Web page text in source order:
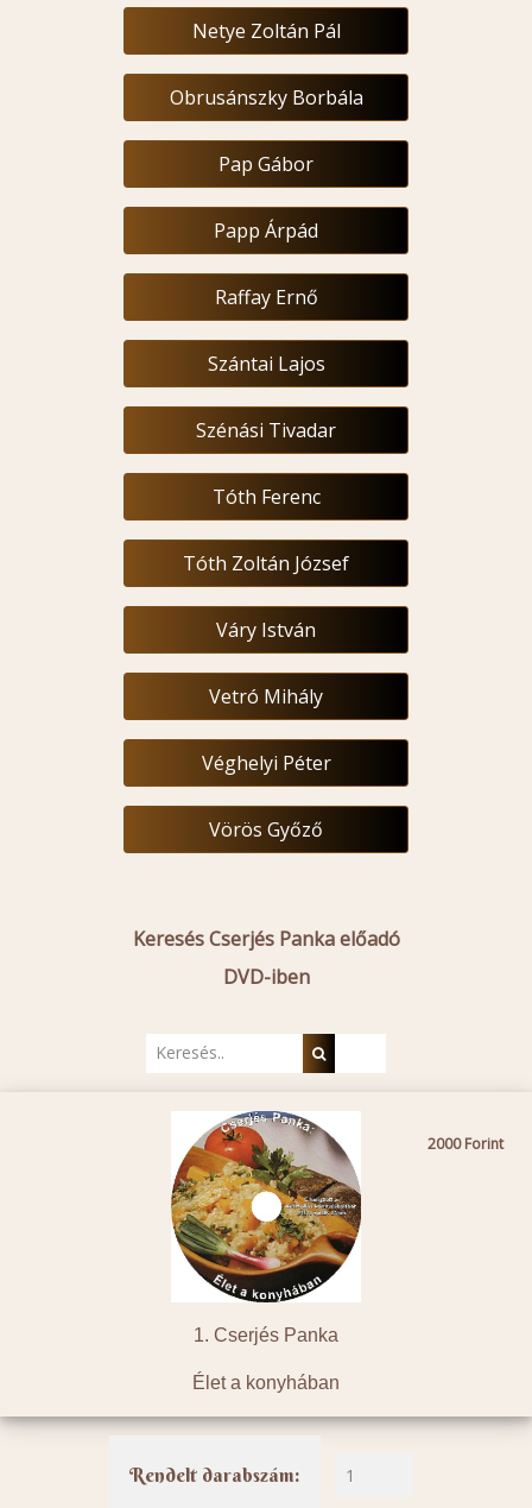
Netye Zoltán Pál
Obrusánszky Borbála
Pap Gábor
Papp Árpád
Raffay Ernő
Szántai Lajos
Szénási Tivadar
Tóth Ferenc
Tóth Zoltán József
Váry István
Vetró Mihály
Véghelyi Péter
Vörös Győző
Keresés Cserjés Panka előadó
DVD-iben
1. Cserjés Panka
Élet a konyhában
2000
Rendelt darabszám: